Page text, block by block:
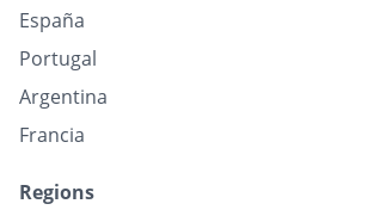
España
Portugal
Argentina
Francia
Regions